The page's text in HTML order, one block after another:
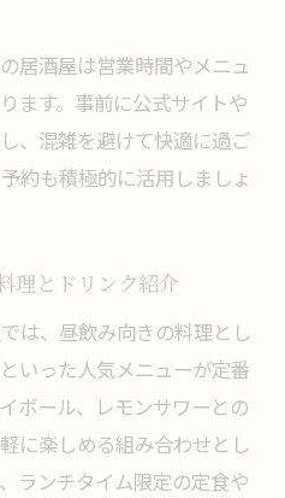
居酒屋は営業時間やメニュ
ます。事前に公式サイトや
、混雑を避けて快適に過ご
約も積極的に活用しましょ
理とドリンク紹介
は、昼飲み向きの料理とし
いった人気メニューが定番
ボール、レモンサワーとの
に楽しめる組み合わせとし
ランチタイム限定の定食や